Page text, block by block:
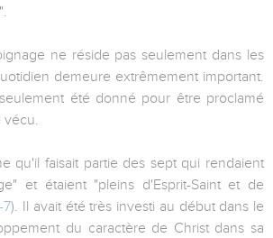
ne réside pas seulement dans les
demeure extrêmement important.
seulement été donné pour être proclamé
vécu.
qu'il faisait partie des sept qui rendaient
et étaient "pleins d'Esprit-Saint et de
7). Il avait été très investi au début dans le
du caractère de Christ dans sa